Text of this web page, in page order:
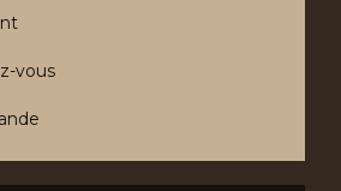
vous